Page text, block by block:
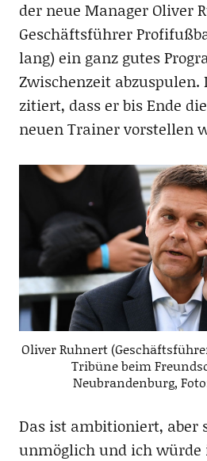
der neue Manager Oliver
Geschäftsführer
lang) ein ganz gutes
Zwischenzeit abzuspulen.
zitiert, dass er bis Ende
neuen Trainer vorstellen
Oliver Ruhnert
Tribüne beim
Neubrandenburg,
Das ist ambitioniert, aber
unmöglich und ich